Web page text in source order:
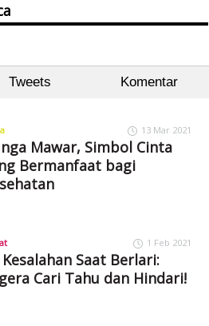
Tweets Komentar
13 Mar 2021
Mawar, Simbol Cinta
Bermanfaat bagi
1 Feb 2021
Kesalahan Saat Berlari:
Cari Tahu dan Hindari!